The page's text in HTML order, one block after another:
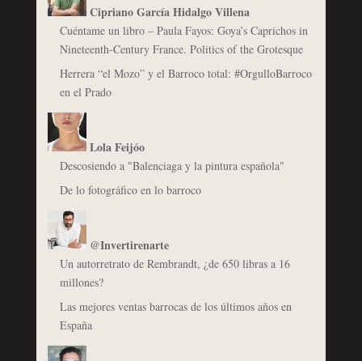
Cipriano García Hidalgo Villena
Cuéntame un libro – Paula Fayos: Goya’s Caprichos in
Nineteenth-Century France. Politics of the Grotesque
Herrera “el Mozo” y el Barroco total: #OrgulloBarroco
en el Prado
Lola Feijóo
Descosiendo a "Balenciaga y la pintura española"
De lo fotográfico en lo barroco
@Invertirenarte
Un autorretrato de Rembrandt, ¿de 650 libras a 16
millones?
Las mejores ventas barrocas de los últimos años en
España